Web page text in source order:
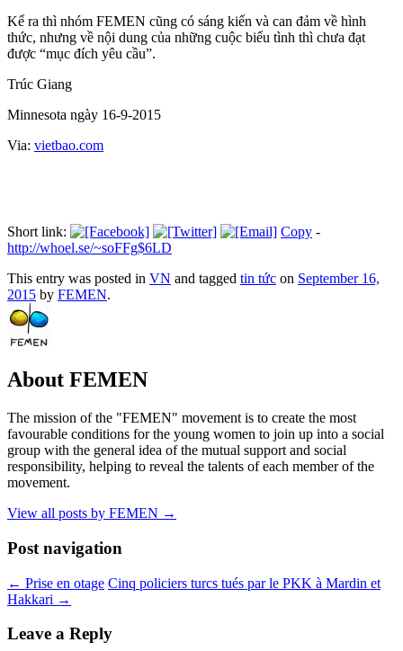
Kể ra thì nhóm FEMEN cũng có sáng kiến và can đảm về hình
thức, nhưng về nội dung của những cuộc biểu tình thì chưa đạt
được “mục đích yêu cầu”.
Trúc Giang
Minnesota ngày 16-9-2015
Via: vietbao.com
Short link: Copy -
http://whoel.se/~soFFg$6LD
This entry was posted in VN and tagged tin tức on September 16,
2015 by FEMEN.
About FEMEN
The mission of the "FEMEN" movement is to create the most
favourable conditions for the young women to join up into a social
group with the general idea of the mutual support and social
responsibility, helping to reveal the talents of each member of the
movement.
View all posts by FEMEN →
Post navigation
← Prise en otage Cinq policiers turcs tués par le PKK à Mardin et
Hakkari →
Leave a Reply